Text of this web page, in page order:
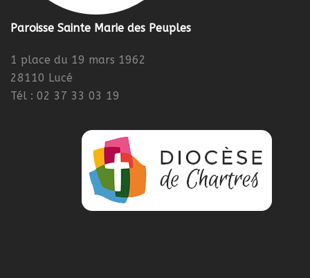
Paroisse Sainte Marie des Peuples
1 place du 19 mars 1962
28110 Lucé
Tél : 02 37 33 03 19